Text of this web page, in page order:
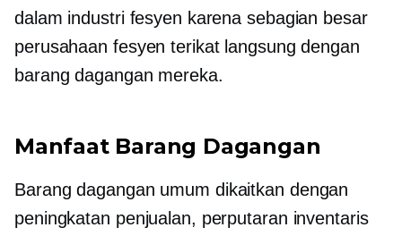
dalam industri fesyen karena sebagian besar
perusahaan fesyen terikat langsung dengan
barang dagangan mereka.
Manfaat Barang Dagangan
Barang dagangan umum dikaitkan dengan
peningkatan penjualan, perputaran inventaris